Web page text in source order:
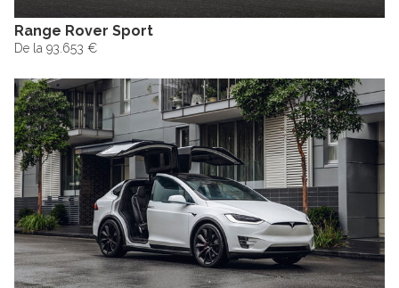
Range Rover Sport
De la 93.653 €